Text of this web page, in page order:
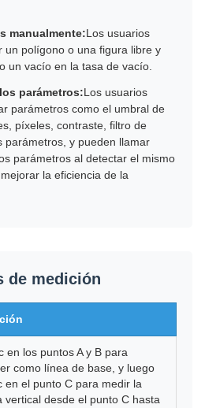
manualmente:Los usuarios
un polígono o una figura libre y
un vacío en la tasa de vacío.
parámetros:Los usuarios
parámetros como el umbral de
píxeles, contraste, filtro de
parámetros, y pueden llamar
parámetros al detectar el mismo
la eficiencia de la
de medición
en los puntos A y B para
como línea de base, y luego
en el punto C para medir la
vertical desde el punto C hasta